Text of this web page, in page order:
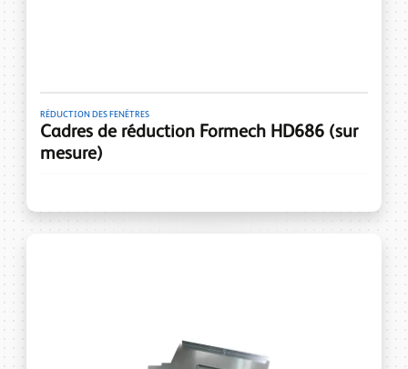
RÉDUCTION DES FENÊTRES
Cadres de réduction Formech HD686 (sur
mesure)